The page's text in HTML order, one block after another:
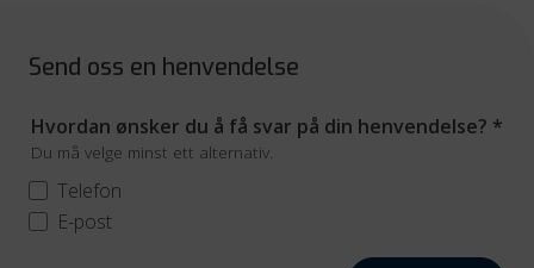
Send oss en henvendelse
Hvordan ønsker du å få svar på din henvendelse? *
Du må velge minst ett alternativ.
Telefon
E-post